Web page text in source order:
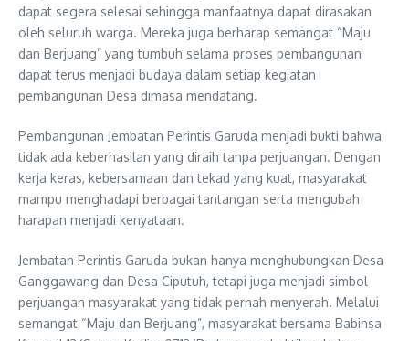
dapat segera selesai sehingga manfaatnya dapat dirasakan
oleh seluruh warga. Mereka juga berharap semangat “Maju
dan Berjuang” yang tumbuh selama proses pembangunan
dapat terus menjadi budaya dalam setiap kegiatan
pembangunan Desa dimasa mendatang.
Pembangunan Jembatan Perintis Garuda menjadi bukti bahwa
tidak ada keberhasilan yang diraih tanpa perjuangan. Dengan
kerja keras, kebersamaan dan tekad yang kuat, masyarakat
mampu menghadapi berbagai tantangan serta mengubah
harapan menjadi kenyataan.
Jembatan Perintis Garuda bukan hanya menghubungkan Desa
Ganggawang dan Desa Ciputuh, tetapi juga menjadi simbol
perjuangan masyarakat yang tidak pernah menyerah. Melalui
semangat “Maju dan Berjuang”, masyarakat bersama Babinsa